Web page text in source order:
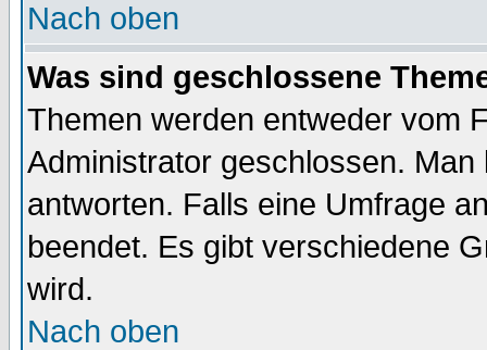
Nach oben
Was sind geschlossene
Themen werden entweder vom
Administrator geschlossen.
antworten. Falls eine Umfrage
beendet. Es gibt verschiedene
wird.
Nach oben